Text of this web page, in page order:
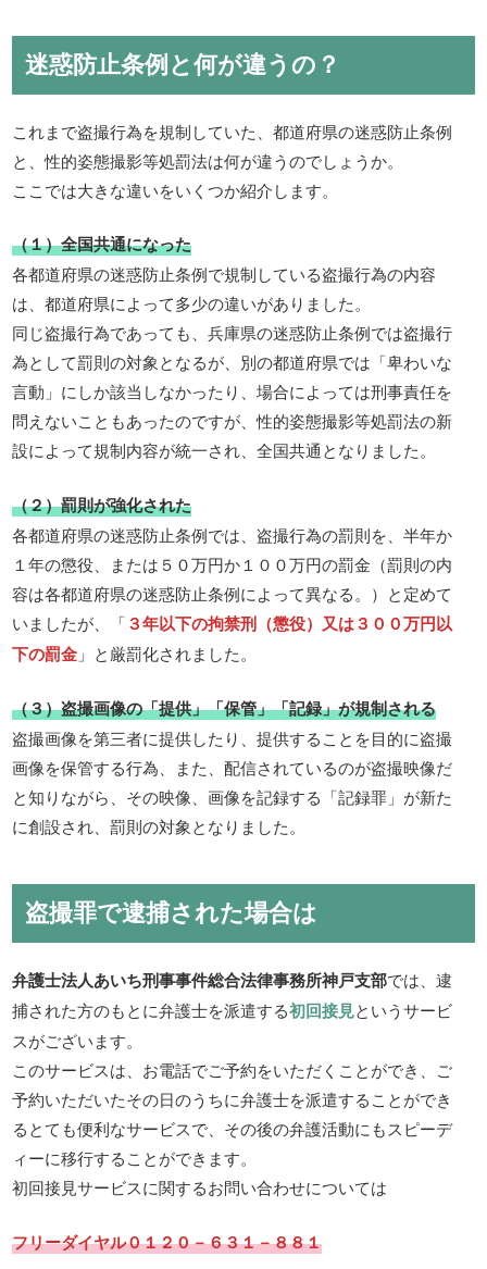
迷惑防止条例と何が違うの？
これまで盗撮行為を規制していた、都道府県の迷惑防止条例
と、性的姿態撮影等処罰法は何が違うのでしょうか。
ここでは大きな違いをいくつか紹介します。
（１）全国共通になった
各都道府県の迷惑防止条例で規制している盗撮行為の内容
は、都道府県によって多少の違いがありました。
同じ盗撮行為であっても、兵庫県の迷惑防止条例では盗撮行
為として罰則の対象となるが、別の都道府県では「卑わいな
言動」にしか該当しなかったり、場合によっては刑事責任を
問えないこともあったのですが、性的姿態撮影等処罰法の新
設によって規制内容が統一され、全国共通となりました。
（２）罰則が強化された
各都道府県の迷惑防止条例では、盗撮行為の罰則を、半年か
１年の懲役、または５０万円か１００万円の罰金（罰則の内
容は各都道府県の迷惑防止条例によって異なる。）と定めて
いましたが、「３年以下の拘禁刑（懲役）又は３００万円以
下の罰金 」と厳罰化されました。
（３）盗撮画像の「提供」「保管」「記録」が規制される
盗撮画像を第三者に提供したり、提供することを目的に盗撮
画像を保管する行為、また、配信されているのが盗撮映像だ
と知りながら、その映像、画像を記録する「記録罪」が新た
に創設され、罰則の対象となりました。
盗撮罪で逮捕された場合は
弁護士法人あいち刑事事件総合法律事務所神戸支部では、逮
捕された方のもとに弁護士を派遣する初回接見というサービ
スがございます。
このサービスは、お電話でご予約をいただくことができ、ご
予約いただいたその日のうちに弁護士を派遣することができ
るとても便利なサービスで、その後の弁護活動にもスピーデ
ィーに移行することができます。
初回接見サービスに関するお問い合わせについては
フリーダイヤル０１２０－６３１－８８１